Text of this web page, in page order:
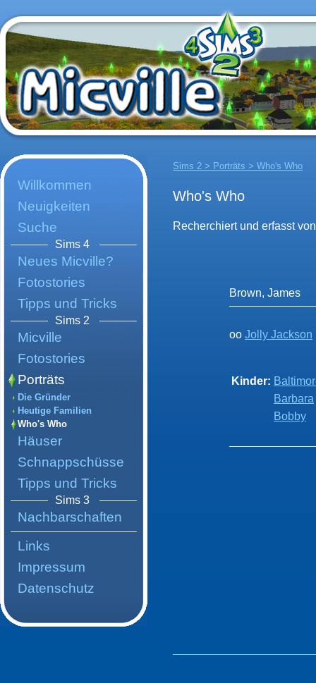
Sims 2 > Porträts > Who's Who
Willkommen
Neuigkeiten
Suche
Sims 4
Neues Micville?
Fotostories
Tipps und Tricks
Sims 2
Micville
Fotostories
Porträts
Die Gründer
Heutige Familien
Who's Who
Häuser
Schnappschüsse
Tipps und Tricks
Sims 3
Nachbarschaften
Links
Impressum
Datenschutz
Who's Who
Recherchiert und erfasst
Brown, James
oo Jolly Jackson
Kinder:
Barbara
Bobby